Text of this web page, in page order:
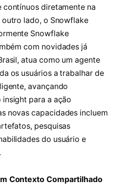
contínuos diretamente na
lado, o Snowflake
Snowflake
com novidades já
atua como um agente
os usuários a trabalhar de
avançando
para a ação
novas capacidades incluem
pesquisas
do usuário e
Contexto Compartilhado